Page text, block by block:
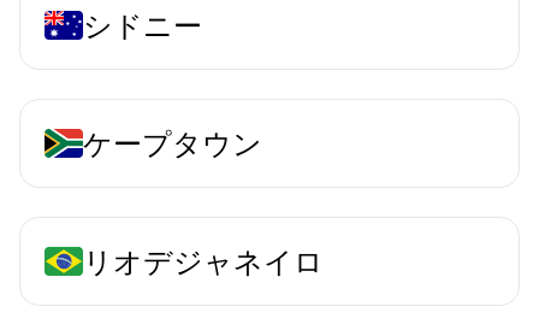
シドニー
ケープタウン
リオデジャネイロ